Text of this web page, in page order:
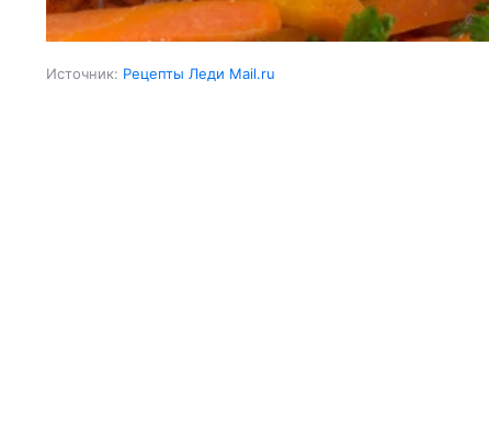
Источник: Рецепты Леди Mail.ru